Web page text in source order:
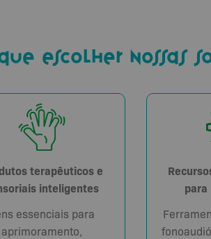
escolher nossas
terapêuticos e
inteligentes
essenciais para
aprimoramento,